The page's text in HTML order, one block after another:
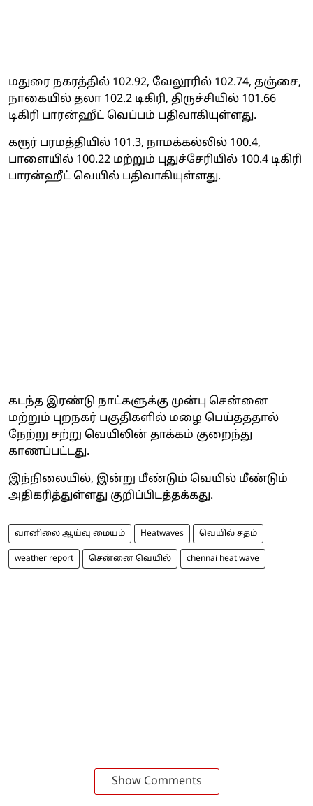
மதுரை நகரத்தில் 102.92, வேலூரில் 102.74, தஞ்சை,
நாகையில் தலா 102.2 டிகிரி, திருச்சியில் 101.66
டிகிரி பாரன்ஹீட் வெப்பம் பதிவாகியுள்ளது.
கரூர் பரமத்தியில் 101.3, நாமக்கல்லில் 100.4,
பாளையில் 100.22 மற்றும் புதுச்சேரியில் 100.4 டிகிரி
பாரன்ஹீட் வெயில் பதிவாகியுள்ளது.
கடந்த இரண்டு நாட்களுக்கு முன்பு சென்னை
மற்றும் புறநகர் பகுதிகளில் மழை பெய்தததால்
நேற்று சற்று வெயிலின் தாக்கம் குறைந்து
காணப்பட்டது.
இந்நிலையில், இன்று மீண்டும் வெயில் மீண்டும்
அதிகரித்துள்ளது குறிப்பிடத்தக்கது.
வானிலை ஆய்வு மையம் Heatwaves வெயில் சதம்
weather report சென்னை வெயில் chennai heat wave
Show Comments